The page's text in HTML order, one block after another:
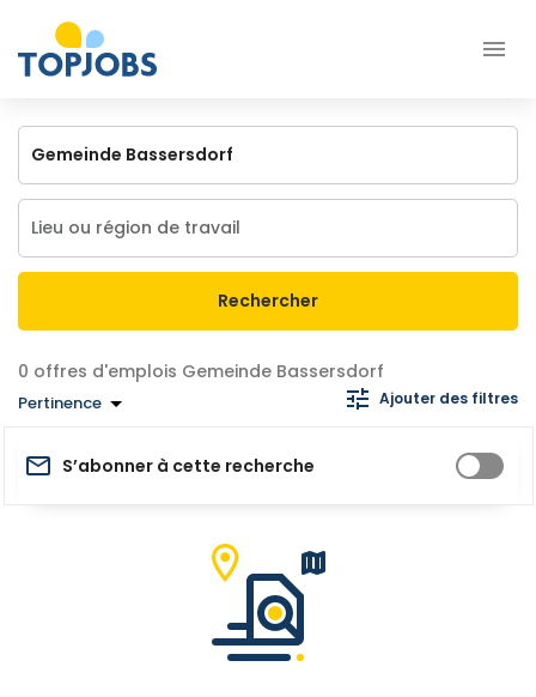
Rechercher
offres d'emplois Gemeinde Bassersdorf
Pertinence Ajouter des filtres
S’abonner à cette recherche